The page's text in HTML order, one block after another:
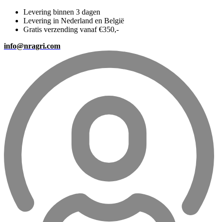
Levering binnen 3 dagen
Levering in Nederland en België
Gratis verzending vanaf €350,-
info@nragri.com